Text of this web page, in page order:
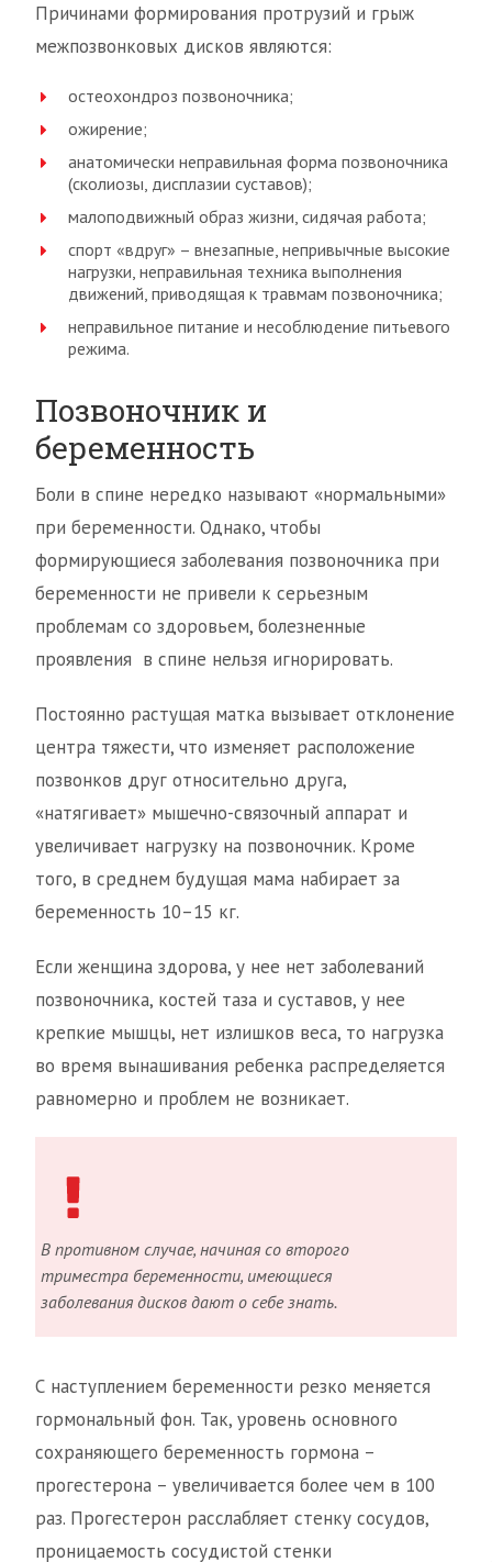
Причинами формирования протрузий и грыж
межпозвонковых дисков являются:
остеохондроз позвоночника;
ожирение;
анатомически неправильная форма позвоночника
(сколиозы, дисплазии суставов);
малоподвижный образ жизни, сидячая работа;
спорт «вдруг» – внезапные, непривычные высокие
нагрузки, неправильная техника выполнения
движений, приводящая к травмам позвоночника;
неправильное питание и несоблюдение питьевого
режима.
Позвоночник и
беременность
Боли в спине нередко называют «нормальными»
при беременности. Однако, чтобы
формирующиеся заболевания позвоночника при
беременности не привели к серьезным
проблемам со здоровьем, болезненные
проявления в спине нельзя игнорировать.
Постоянно растущая матка вызывает отклонение
центра тяжести, что изменяет расположение
позвонков друг относительно друга,
«натягивает» мышечно-связочный аппарат и
увеличивает нагрузку на позвоночник. Кроме
того, в среднем будущая мама набирает за
беременность 10–15 кг.
Если женщина здорова, у нее нет заболеваний
позвоночника, костей таза и суставов, у нее
крепкие мышцы, нет излишков веса, то нагрузка
во время вынашивания ребенка распределяется
равномерно и проблем не возникает.
В противном случае, начиная со второго
триместра беременности, имеющиеся
заболевания дисков дают о себе знать.
С наступлением беременности резко меняется
гормональный фон. Так, уровень основного
сохраняющего беременность гормона –
прогестерона – увеличивается более чем в 100
раз. Прогестерон расслабляет стенку сосудов,
проницаемость сосудистой стенки